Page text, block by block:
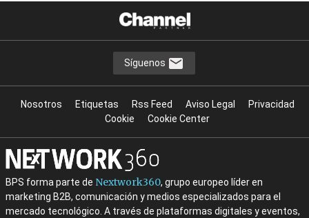
Síguenos
Nosotros Etiquetas Rss Feed Aviso Legal
Privacidad
Cookie
Cookie Center
BPS forma parte de Nextwork360, grupo europeo líder en
marketing B2B, comunicación y medios especializados para el
mercado tecnológico. A través de plataformas digitales y eventos,